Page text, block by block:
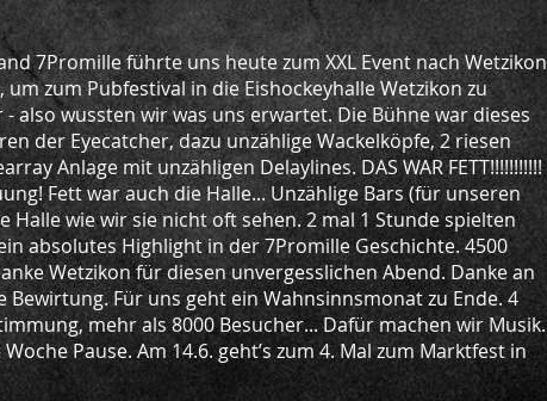
7Promille führte uns heute zum XXL Event nach Wetzikon
zum Pubfestival in die Eishockeyhalle Wetzikon zu
also wussten wir was uns erwartet. Die Bühne war dieses
der Eyecatcher, dazu unzählige Wackelköpfe, 2 riesen
Anlage mit unzähligen Delaylines. DAS WAR FETT!!!!!!!!!!!
Fett war auch die Halle... Unzählige Bars (für unseren
Halle wie wir sie nicht oft sehen. 2 mal 1 Stunde spielten
absolutes Highlight in der 7Promille Geschichte. 4500
Wetzikon für diesen unvergesslichen Abend. Danke an
Für uns geht ein Wahnsinnsmonat zu Ende. 4
mehr als 8000 Besucher... Dafür machen wir Musik.
Pause. Am 14.6. geht’s zum 4. Mal zum Marktfest in